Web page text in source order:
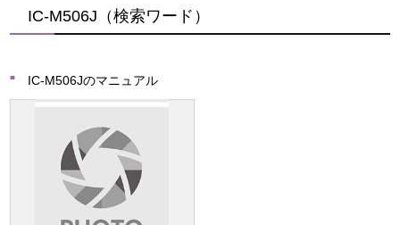
IC-M506J（検索ワード）
IC-M506Jのマニュアル